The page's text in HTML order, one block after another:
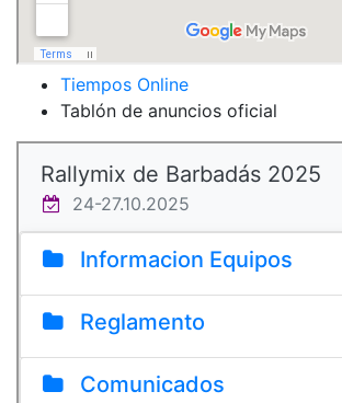
Tiempos Online
Tablón de anuncios oficial